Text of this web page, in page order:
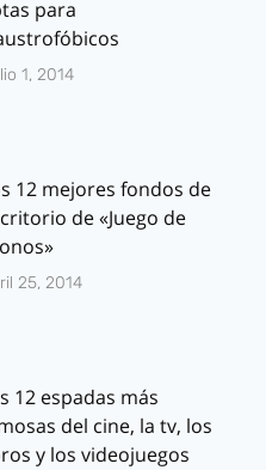
para
1, 2014
12 mejores fondos de
de «Juego de
25, 2014
12 espadas más
del cine, la tv, los
y los videojuegos